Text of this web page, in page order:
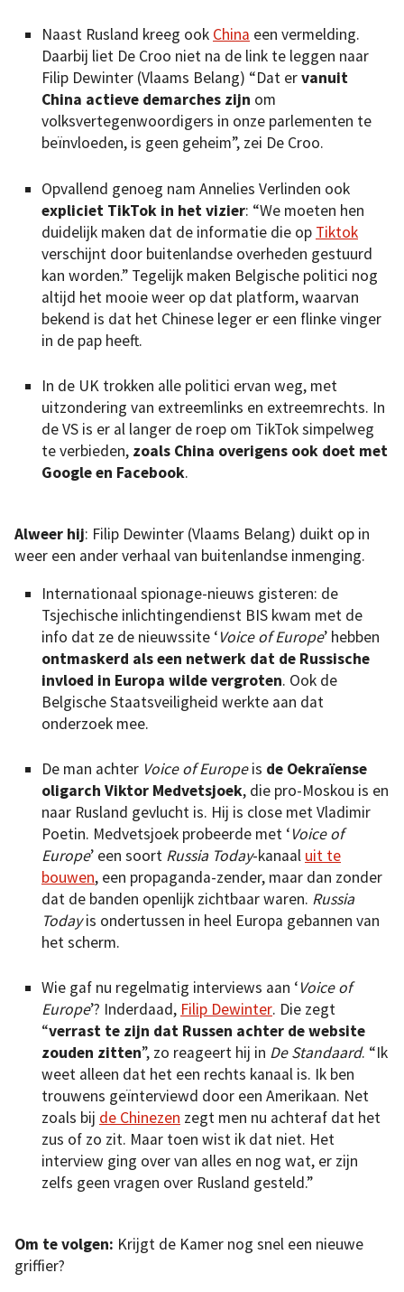
Naast Rusland kreeg ook China een vermelding.
Daarbij liet De Croo niet na de link te leggen naar
Filip Dewinter (Vlaams Belang) “Dat ervanuit
China actieve demarches zijn om
volksvertegenwoordigers in onze parlementen te
beïnvloeden, is geen geheim”, zei De Croo.
Opvallend genoeg nam Annelies Verlinden ook
expliciet TikTok in het vizier: “We moeten hen
duidelijk maken dat de informatie die op Tiktok
verschijnt door buitenlandse overheden gestuurd
kan worden.” Tegelijk maken Belgische politici nog
altijd het mooie weer op dat platform, waarvan
bekend is dat het Chinese leger er een flinke vinger
in de pap heeft.
In de UK trokken alle politici ervan weg, met
uitzondering van extreemlinks en extreemrechts. In
de VS is er al langer de roep om TikTok simpelweg
te verbieden, zoals China overigens ook doet met
Google en Facebook.
Alweer hij: Filip Dewinter (Vlaams Belang) duikt op in
weer een ander verhaal van buitenlandse inmenging.
Internationaal spionage-nieuws gisteren: de
Tsjechische inlichtingendienst BIS kwam met de
info dat ze de nieuwssite ‘Voice of Europe’ hebben
ontmaskerd als een netwerk dat de Russische
invloed in Europa wilde vergroten. Ook de
Belgische Staatsveiligheid werkte aan dat
onderzoek mee.
De man achter Voice of Europeis de Oekraïense
oligarch Viktor Medvetsjoek, die pro-Moskou is en
naar Rusland gevlucht is. Hij is close met Vladimir
Poetin. Medvetsjoek probeerde met ‘Voice of
Europe’ een soort Russia Today-kanaal uit te
bouwen, een propaganda-zender, maar dan zonder
dat de banden openlijk zichtbaar waren. Russia
Todayis ondertussen in heel Europa gebannen van
het scherm.
Wie gaf nu regelmatig interviews aan ‘Voice of
Europe’? Inderdaad, Filip Dewinter. Die zegt
“verrast te zijn dat Russen achter de website
zouden zitten”, zo reageert hij in De Standaard. “Ik
weet alleen dat het een rechts kanaal is. Ik ben
trouwens geïnterviewd door een Amerikaan. Net
zoals bij de Chinezen zegt men nu achteraf dat het
zus of zo zit. Maar toen wist ik dat niet. Het
interview ging over van alles en nog wat, er zijn
zelfs geen vragen over Rusland gesteld.”
Om te volgen: Krijgt de Kamer nog snel een nieuwe
griffier?